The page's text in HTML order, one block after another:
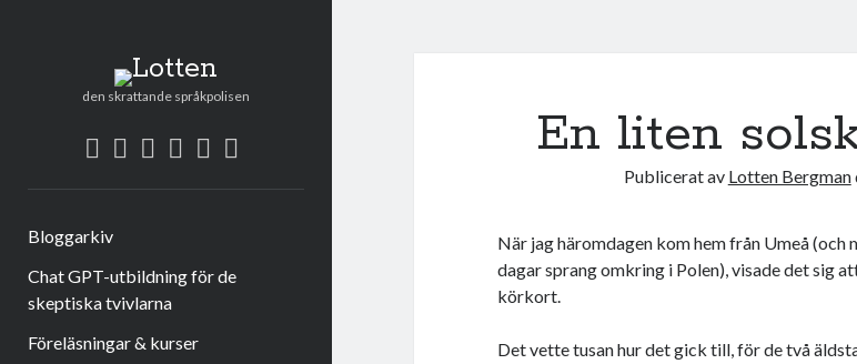
Lotten
den skrattande språkpolisen
twitter
facebook
instagram
linkedin
rss
Bloggarkiv
Chat GPT-utbildning för de
skeptiska tvivlarna
Föreläsningar & kurser
En liten
Publicerat av Lotten Bergman
När jag häromdagen kom hem från Umeå (och
dagar sprang omkring i Polen), visade det sig
körkort.
Det vette tusan hur det gick till, för de två